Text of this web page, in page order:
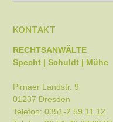
KONTAKT
RECHTSANWÄLTE
Specht | Schuldt | Mühe
Pirnaer Landstr. 9
01237 Dresden
Telefon: 0351-2 59 11 12